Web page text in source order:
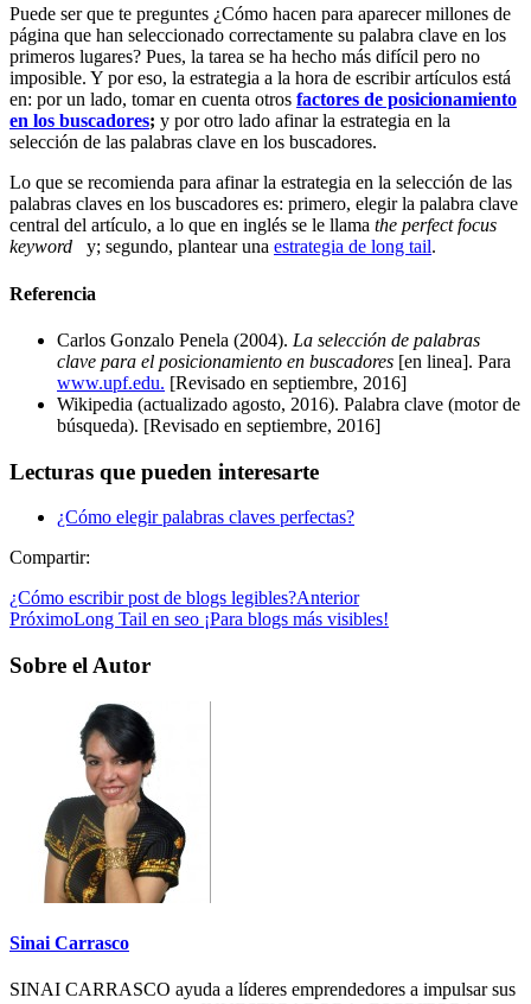
Puede ser que te preguntes ¿Cómo hacen para aparecer millones de
página que han seleccionado correctamente su palabra clave en los
primeros lugares? Pues, la tarea se ha hecho más difícil pero no
imposible. Y por eso, la estrategia a la hora de escribir artículos está
en: por un lado, tomar en cuenta otros factores de posicionamiento
en los buscadores; y por otro lado afinar la estrategia en la
selección de las palabras clave en los buscadores.
Lo que se recomienda para afinar la estrategia en la selección de las
palabras claves en los buscadores es: primero, elegir la palabra clave
central del artículo, a lo que en inglés se le llama the perfect focus
keyword y; segundo, plantear una estrategia de long tail.
Referencia
Carlos Gonzalo Penela (2004). La selección de palabras
clave para el posicionamiento en buscadores [en linea]. Para
www.upf.edu. [Revisado en septiembre, 2016]
Wikipedia (actualizado agosto, 2016). Palabra clave (motor de
búsqueda). [Revisado en septiembre, 2016]
Lecturas que pueden interesarte
¿Cómo elegir palabras claves perfectas?
Compartir:
¿Cómo escribir post de blogs legibles?Anterior
PróximoLong Tail en seo ¡Para blogs más visibles!
Sobre el Autor
Sinai Carrasco
SINAI CARRASCO ayuda a líderes emprendedores a impulsar sus